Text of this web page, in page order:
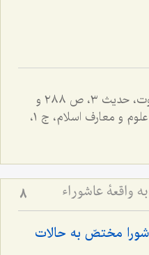
، باب مَعنی المَوت، حدیث ٣، ص ٢٨٨ و
، از دوره علوم و معارف اسلام، ج ١،
واقعۀ عاشوراء 8
مختصّ به حالات